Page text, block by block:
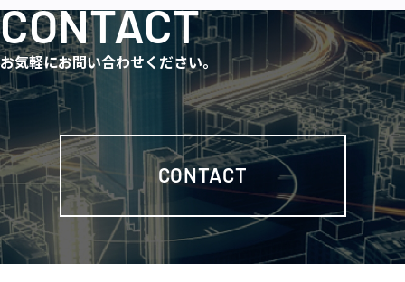
CONTACT
お気軽にお問い合わせください。
CONTACT